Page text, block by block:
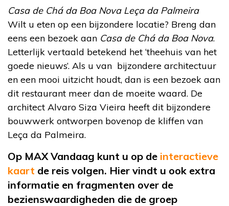
Casa de Chá da Boa Nova Leça da Palmeira
Wilt u eten op een bijzondere locatie? Breng dan
eens een bezoek aan Casa de Chá da Boa Nova.
Letterlijk vertaald betekend het ‘theehuis van het
goede nieuws’. Als u van bijzondere architectuur
en een mooi uitzicht houdt, dan is een bezoek aan
dit restaurant meer dan de moeite waard. De
architect Alvaro Siza Vieira heeft dit bijzondere
bouwwerk ontworpen bovenop de kliffen van
Leça da Palmeira.
Op MAX Vandaag kunt u op de interactieve
kaart de reis volgen. Hier vindt u ook extra
informatie en fragmenten over de
bezienswaardigheden die de groep